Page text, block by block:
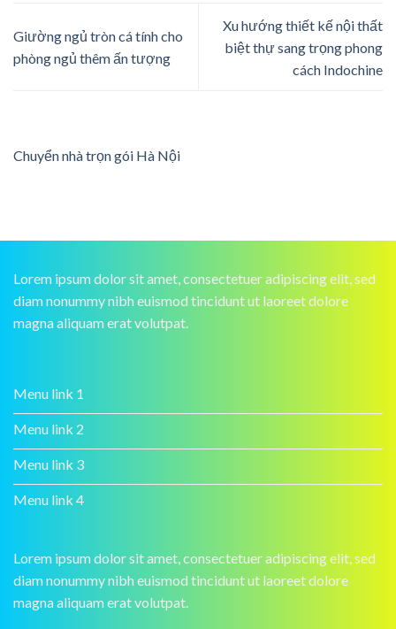
Giường ngủ tròn cá tính cho
phòng ngủ thêm ấn tượng
Xu hướng thiết kế nội thất
biệt thự sang trọng phong
cách Indochine
Chuyển nhà trọn gói Hà Nội
Lorem ipsum dolor sit amet, consectetuer adipiscing elit, sed
diam nonummy nibh euismod tincidunt ut laoreet dolore
magna aliquam erat volutpat.
Menu link 1
Menu link 2
Menu link 3
Menu link 4
Lorem ipsum dolor sit amet, consectetuer adipiscing elit, sed
diam nonummy nibh euismod tincidunt ut laoreet dolore
magna aliquam erat volutpat.